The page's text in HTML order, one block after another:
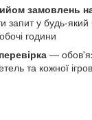
замовлень на
запит у будь-який
години
—
та кожної